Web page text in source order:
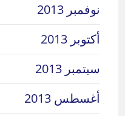
نوفمبر 2013
أكتوبر 2013
سبتمبر 2013
أغسطس 2013